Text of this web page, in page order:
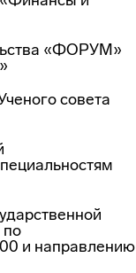
«ФОРУМ»
совета
и направлению